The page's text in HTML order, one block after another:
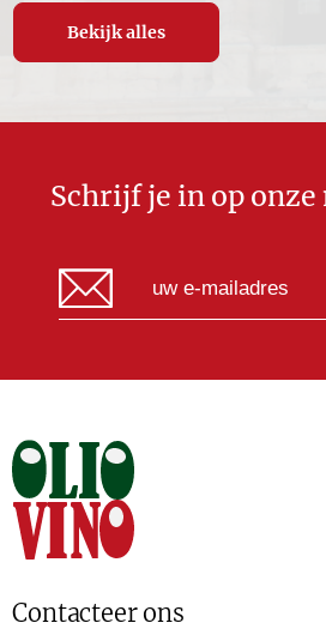
Bekijk alles
Schrijf je in op
Contacteer ons